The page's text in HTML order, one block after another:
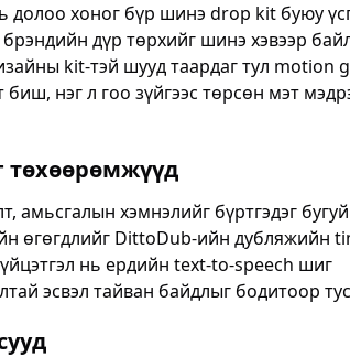
долоо хоног бүр шинэ drop kit буюу
дүр төрхийг шинэ хэвээр
kit-тэй шууд таардаг тул motion
биш, нэг л гоо зүйгээс төрсөн мэт
төхөөрөмжүүд
амьсгалын хэмнэлийг бүртгэдэг
өгөгдлийг DittoDub-ийн дубляжийн
нь ердийн text-to-speech шиг
эсвэл тайван байдлыг бодитоор